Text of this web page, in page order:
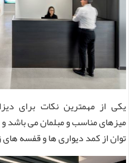
یکی از مهمترین نکات برای
میزهای مناسب و مبلمان می باشد
توان از کمد دیواری ها و قفسه های